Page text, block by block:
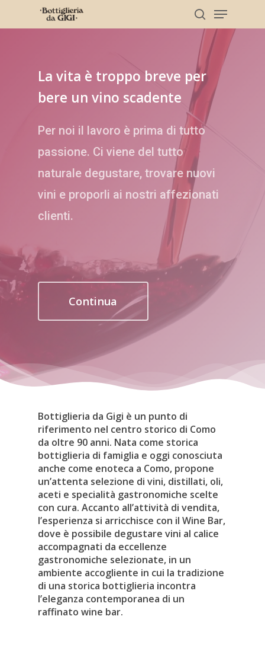
main
search
Menu
La vita è troppo breve per
bere un vino scadente
Per noi il lavoro è prima di tutto
passione. Ci viene del tutto
naturale degustare, trovare nuovi
vini e proporli ai nostri affezionati
clienti.
Continua
Bottiglieria da Gigi è un punto di
riferimento nel centro storico di Como
da oltre 90 anni. Nata come storica
bottiglieria di famiglia e oggi conosciuta
anche come enoteca a Como, propone
un’attenta selezione di vini, distillati, oli,
aceti e specialità gastronomiche scelte
con cura. Accanto all’attività di vendita,
l’esperienza si arricchisce con il Wine Bar,
dove è possibile degustare vini al calice
accompagnati da eccellenze
gastronomiche selezionate, in un
ambiente accogliente in cui la tradizione
di una storica bottiglieria incontra
l’eleganza contemporanea di un
raffinato wine bar.